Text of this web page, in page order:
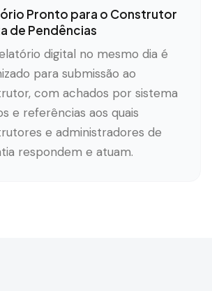
Pronto para o Construtor
de Pendências
digital no mesmo dia é
para submissão ao
com achados por sistema
e referências aos quais
e administradores de
respondem e atuam.